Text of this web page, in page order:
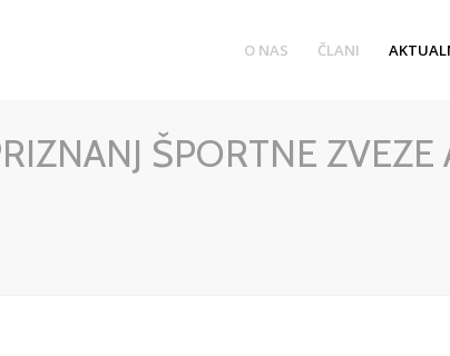
O NAS ČLANI
ŠPORTNE ZVEZE